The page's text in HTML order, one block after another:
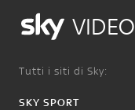
VIDEO
Tutti i siti di Sky:
SKY SPORT